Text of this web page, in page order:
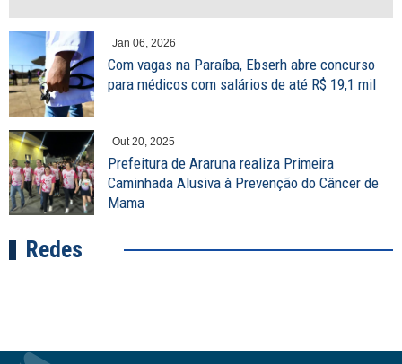
Jan 06, 2026
Com vagas na Paraíba, Ebserh abre concurso
para médicos com salários de até R$ 19,1 mil
Out 20, 2025
Prefeitura de Araruna realiza Primeira
Caminhada Alusiva à Prevenção do Câncer de
Mama
Redes